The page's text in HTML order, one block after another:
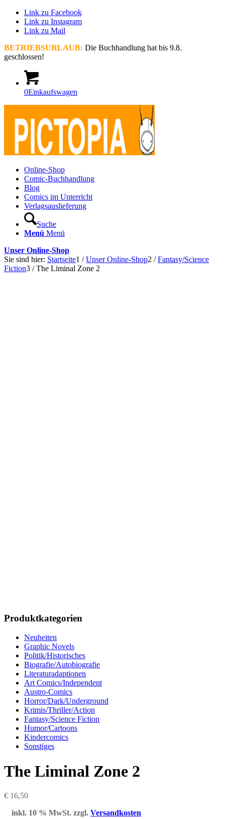
Link zu Facebook
Link zu Instagram
Link zu Mail
BETRIEBSURLAUB: Die Buchhandlung hat bis 9.8.
geschlossen!
0Einkaufswagen
Online-Shop
Comic-Buchhandlung
Blog
Comics im Unterricht
Verlagsauslieferung
Suche
Menü Menü
Unser Online-Shop
Sie sind hier: Startseite1 / Unser Online-Shop2 / Fantasy/Science
Fiction3 / The Liminal Zone 2
Produktkategorien
Neuheiten
Graphic Novels
Politik/Historisches
Biografie/Autobiografie
Literaturadaptionen
Art Comics/Independent
Austro-Comics
Horror/Dark/Underground
Krimis/Thriller/Action
Fantasy/Science Fiction
Humor/Cartoons
Kindercomics
Sonstiges
The Liminal Zone 2
€ 16,50
inkl. 10 % MwSt. zzgl. Versandkosten